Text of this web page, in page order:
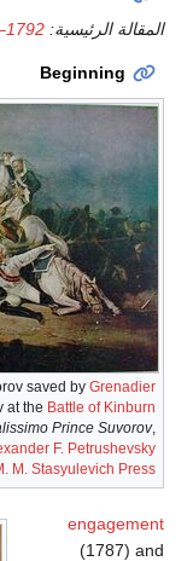
المقالة الرئيسية:
Beginning
saved by Grenadier
at the Battle of Kinburn
Prince Suvorov,
F. Petrushevsky
M. Stasyulevich Press
engagement
(1787) and